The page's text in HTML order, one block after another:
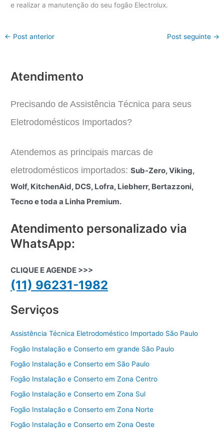
e realizar a manutenção do seu fogão Electrolux.
← Post anterior Post seguinte →
Atendimento
Precisando de Assistência Técnica para seus
Eletrodomésticos Importados?
Atendemos as principais marcas de
eletrodomésticos importados:Sub-Zero, Viking,
Wolf, KitchenAid, DCS, Lofra, Liebherr, Bertazzoni,
Tecno e toda a Linha Premium.
Atendimento personalizado via
WhatsApp:
CLIQUE E AGENDE >>>
(11) 96231-1982
Serviços
Assistência Técnica Eletrodoméstico Importado São Paulo
Fogão Instalação e Conserto em grande São Paulo
Fogão Instalação e Conserto em São Paulo
Fogão Instalação e Conserto em Zona Centro
Fogão Instalação e Conserto em Zona Sul
Fogão Instalação e Conserto em Zona Norte
Fogão Instalação e Conserto em Zona Oeste